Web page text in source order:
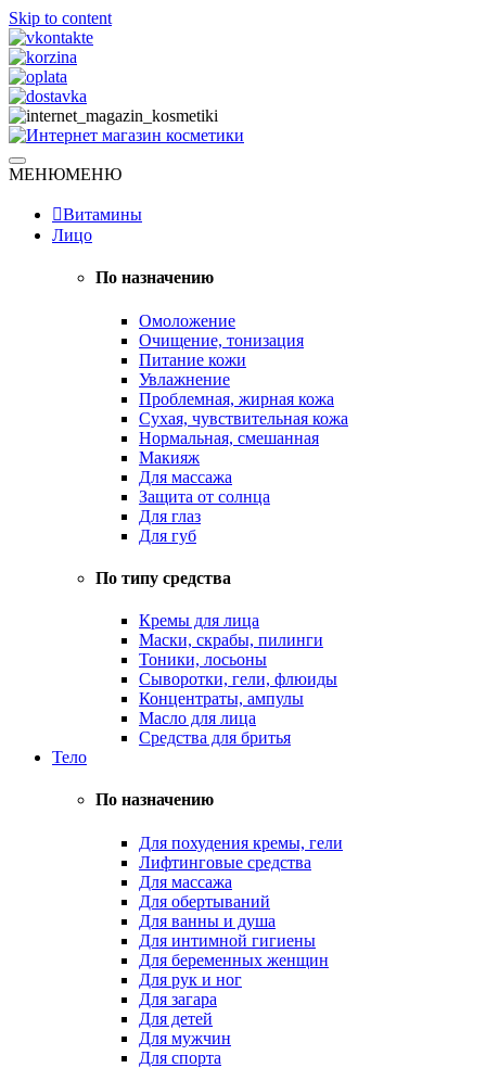
Skip to content
Интернет магазин косметики
Натуральная косметика
МЕНЮМЕНЮ
Витамины
Лицо
По назначению
Омоложение
Очищение, тонизация
Питание кожи
Увлажнение
Проблемная, жирная кожа
Сухая, чувствительная кожа
Нормальная, смешанная
Макияж
Для массажа
Защита от солнца
Для глаз
Для губ
По типу средства
Кремы для лица
Маски, скрабы, пилинги
Тоники, лосьоны
Сыворотки, гели, флюиды
Концентраты, ампулы
Масло для лица
Средства для бритья
Тело
По назначению
Для похудения кремы, гели
Лифтинговые средства
Для массажа
Для обертываний
Для ванны и душа
Для интимной гигиены
Для беременных женщин
Для рук и ног
Для загара
Для детей
Для мужчин
Для спорта